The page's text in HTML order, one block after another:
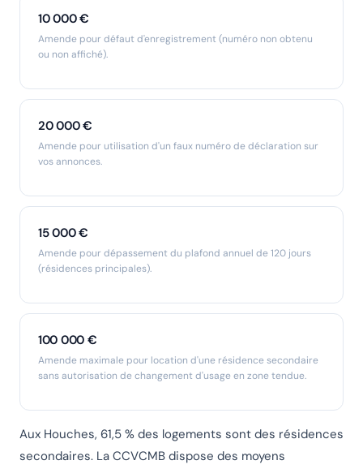
10 000 €
Amende pour défaut d'enregistrement (numéro non obtenu
ou non affiché).
20 000 €
Amende pour utilisation d'un faux numéro de déclaration sur
vos annonces.
15 000 €
Amende pour dépassement du plafond annuel de 120 jours
(résidences principales).
100 000 €
Amende maximale pour location d'une résidence secondaire
sans autorisation de changement d'usage en zone tendue.
Aux Houches, 61,5 % des logements sont des résidences
secondaires. La CCVCMB dispose des moyens